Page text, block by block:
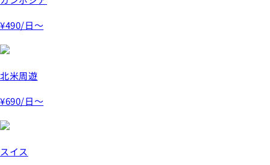
¥490/日～
北米周遊
¥690/日～
スイス